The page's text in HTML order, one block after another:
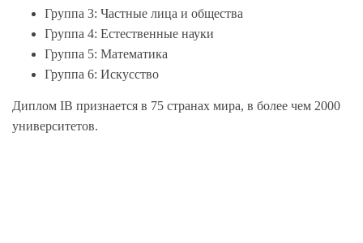
Группа 3: Частные лица и общества
Группа 4: Естественные науки
Группа 5: Математика
Группа 6: Искусство
Диплом IB признается в 75 странах мира, в более чем 2000
университетов.